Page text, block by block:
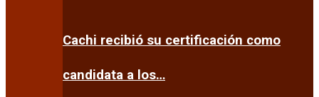
Cachi recibió su certificación como
candidata a los…